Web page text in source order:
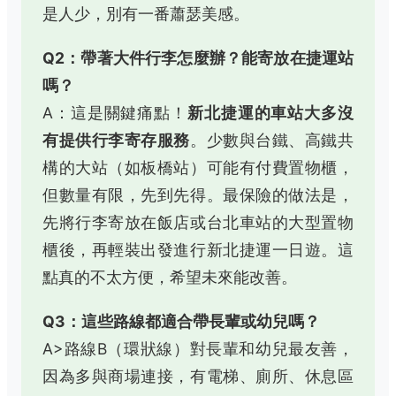
是人少，別有一番蕭瑟美感。
Q2：帶著大件行李怎麼辦？能寄放在捷運站
嗎？
A：這是關鍵痛點！ 新北捷運的車站大多沒
有提供行李寄存服務。少數與台鐵、高鐵共
構的大站（如板橋站）可能有付費置物櫃，
但數量有限，先到先得。最保險的做法是，
先將行李寄放在飯店或台北車站的大型置物
櫃後，再輕裝出發進行新北捷運一日遊。這
點真的不太方便，希望未來能改善。
Q3：這些路線都適合帶長輩或幼兒嗎？
A>路線B（環狀線）對長輩和幼兒最友善，
因為多與商場連接，有電梯、廁所、休息區